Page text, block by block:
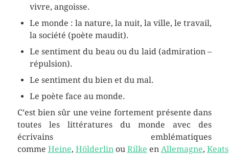
vivre, angoisse.
Le monde : la nature, la nuit, la ville, le travail,
la société (poète maudit).
Le sentiment du beau ou du laid (admiration –
répulsion).
Le sentiment du bien et du mal.
Le poète face au monde.
C’est bien sûr une veine fortement présente dans
toutes les littératures du monde avec des
écrivains emblématiques
comme Heine, Hölderlinou Rilke en Allemagne, Keats